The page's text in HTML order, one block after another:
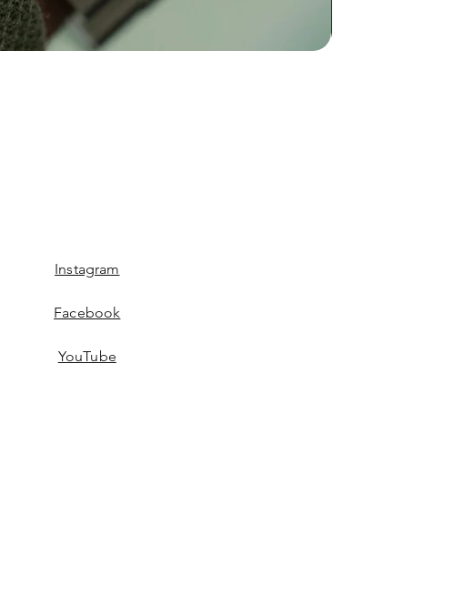
Instagram
Facebook
YouTube